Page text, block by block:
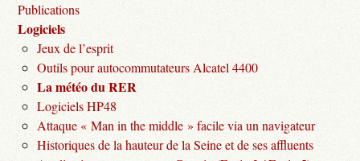
Publications
Logiciels
Jeux de l’esprit
Outils pour autocommutateurs Alcatel 4400
La météo du RER
Logiciels HP48
Attaque « Man in the middle » facile via un navigateur
Historiques de la hauteur de la Seine et de ses affluents